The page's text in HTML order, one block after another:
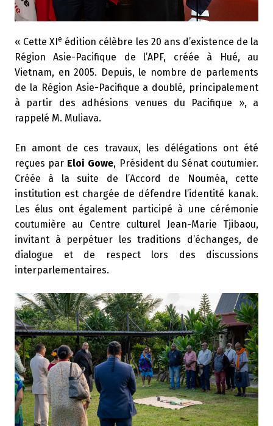
« Cette XIe édition célèbre les 20 ans d’existence de la
Région Asie-Pacifique de l’APF, créée à Hué, au
Vietnam, en 2005. Depuis, le nombre de parlements
de la Région Asie-Pacifique a doublé, principalement
à partir des adhésions venues du Pacifique », a
rappelé M. Muliava.
En amont de ces travaux, les délégations ont été
reçues par Eloi Gowe, Président du Sénat coutumier.
Créée à la suite de l’Accord de Nouméa, cette
institution est chargée de défendre l’identité kanak.
Les élus ont également participé à une cérémonie
coutumière au Centre culturel Jean-Marie Tjibaou,
invitant à perpétuer les traditions d’échanges, de
dialogue et de respect lors des discussions
interparlementaires.